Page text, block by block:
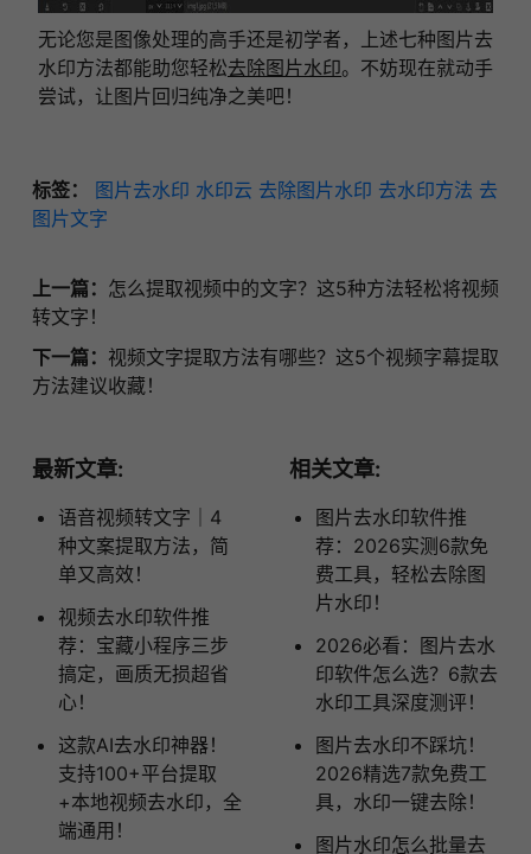
无论您是图像处理的高手还是初学者，上述七种图片去
水印方法都能助您轻松去除图片水印。不妨现在就动手
尝试，让图片回归纯净之美吧！
标签： 图片去水印 水印云 去除图片水印 去水印方法 去
图片文字
上一篇： 怎么提取视频中的文字？这5种方法轻松将视频
转文字！
下一篇： 视频文字提取方法有哪些？这5个视频字幕提取
方法建议收藏！
最新文章:
语音视频转文字｜4
种文案提取方法，简
单又高效！
视频去水印软件推
荐：宝藏小程序三步
搞定，画质无损超省
心！
这款AI去水印神器！
支持100+平台提取
+本地视频去水印，全
端通用！
相关文章:
图片去水印软件推
荐：2026实测6款免
费工具，轻松去除图
片水印！
2026必看：图片去水
印软件怎么选？6款去
水印工具深度测评！
图片去水印不踩坑！
2026精选7款免费工
具，水印一键去除！
图片水印怎么批量去